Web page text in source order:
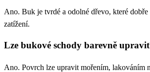
Ano. Buk je tvrdé a odolné dřevo, které
zatížení.
Lze bukové schody barevně
Ano. Povrch lze upravit mořením, lakováním